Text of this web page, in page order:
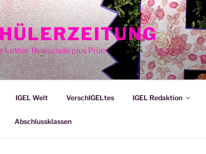
Lothar-Realschule plus Prüm
IGEL Welt VerschIGELtes IGEL Redaktion
Abschlussklassen